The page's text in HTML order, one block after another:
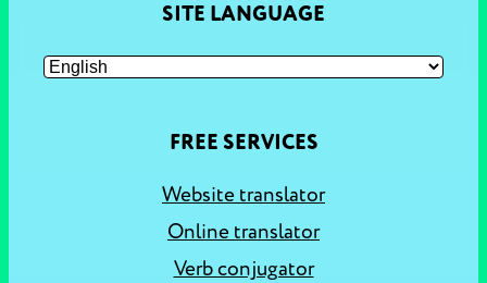
SITE LANGUAGE
FREE SERVICES
Website translator
Online translator
Verb conjugator